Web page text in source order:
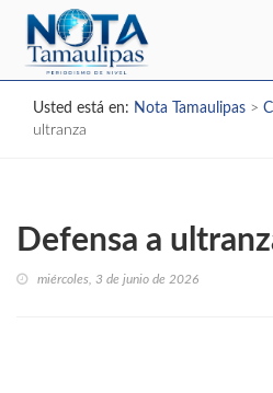
Usted está en: Nota Tamaulipas >
ultranza
Defensa a
miércoles, 3 de junio de 2026